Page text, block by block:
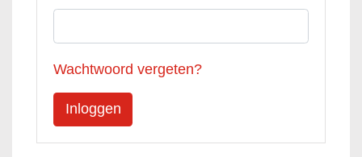
Wachtwoord vergeten?